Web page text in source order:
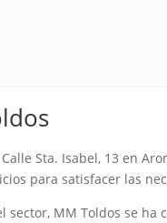
Sta. Isabel, 13 en
para satisfacer las
sector, MM Toldos se